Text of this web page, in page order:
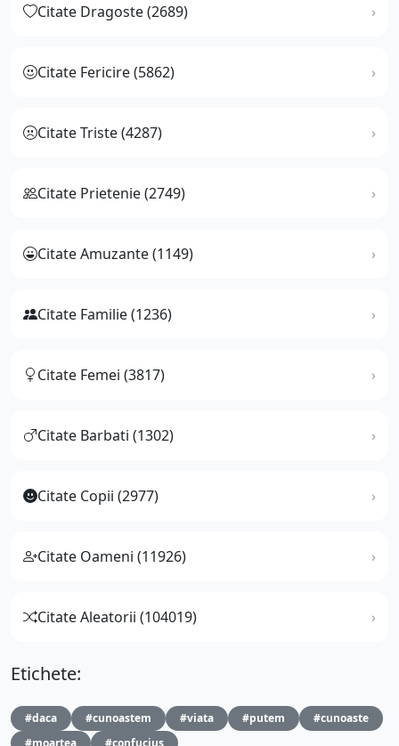
Citate Dragoste (2689)
Citate Fericire (5862)
Citate Triste (4287)
Citate Prietenie (2749)
Citate Amuzante (1149)
Citate Familie (1236)
Citate Femei (3817)
Citate Barbati (1302)
Citate Copii (2977)
Citate Oameni (11926)
Citate Aleatorii (104019)
Etichete:
#daca #cunoastem #viata #putem
#cunoaste
#moartea
#confucius